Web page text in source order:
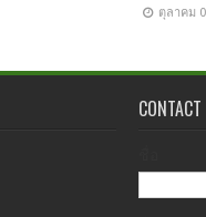
ตุลาคม